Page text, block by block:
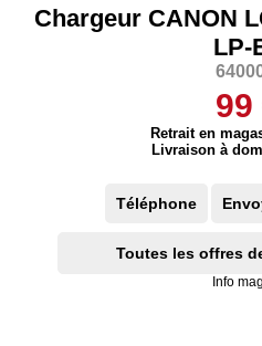
Chargeur CANON
LP-
99
Retrait en
Livraison à
Téléphone
Toutes les offres
Info